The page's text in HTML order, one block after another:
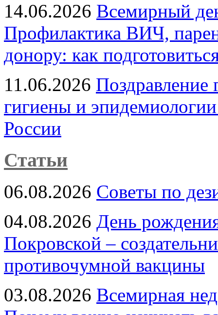
14.06.2026 Всемирный
Профилактика ВИЧ,
донору: как
11.06.2026 Поздравление
гигиены и
России
Статьи
06.08.2026 Советы по
04.08.2026 День
Покровской –
противочумной вакцины
03.08.2026 Всемирная